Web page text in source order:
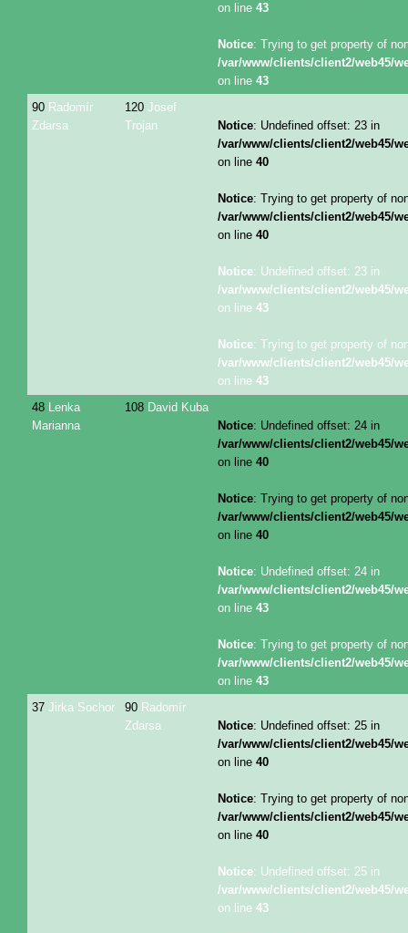
on line 43
Notice: Trying to get property of
/var/www/clients/client2/web45/
on line 43
90 Radomír
Zdarsa
120 Josef
Trojan
Notice: Undefined offset: 23 in
/var/www/clients/client2/web45/
on line 40
Notice: Trying to get property of
/var/www/clients/client2/web45/
on line 40
Notice: Undefined offset: 23 in
/var/www/clients/client2/web45/
on line 43
Notice: Trying to get property of
/var/www/clients/client2/web45/
on line 43
48 Lenka
Marianna
108 David Kuba
Notice: Undefined offset: 24 in
/var/www/clients/client2/web45/
on line 40
Notice: Trying to get property of
/var/www/clients/client2/web45/
on line 40
Notice: Undefined offset: 24 in
/var/www/clients/client2/web45/
on line 43
Notice: Trying to get property of
/var/www/clients/client2/web45/
on line 43
37 Jirka Sochor 90 Radomír
Zdarsa
Notice: Undefined offset: 25 in
/var/www/clients/client2/web45/
on line 40
Notice: Trying to get property of
/var/www/clients/client2/web45/
on line 40
Notice: Undefined offset: 25 in
/var/www/clients/client2/web45/
on line 43